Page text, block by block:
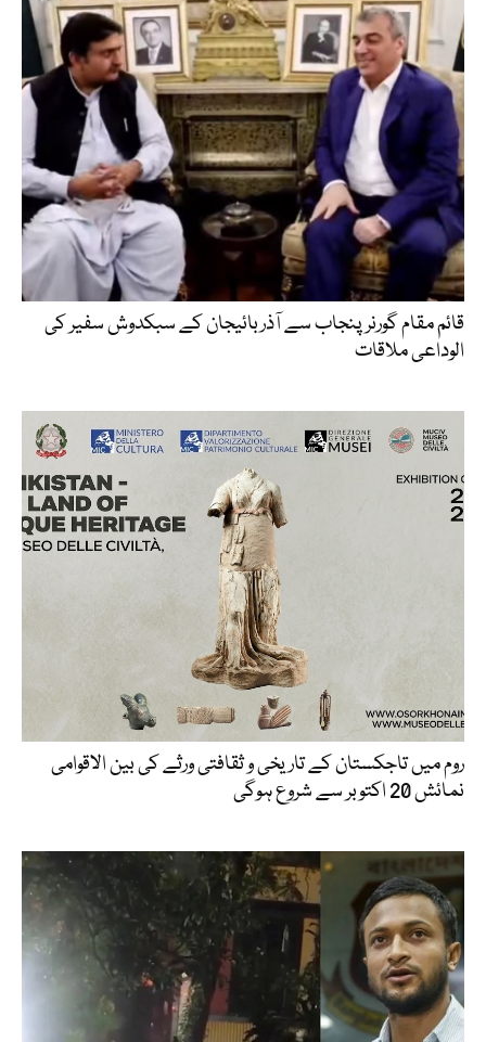
قائم مقام گورنر پنجاب سے آذربائیجان کے سبکدوش سفیر کی
الوداعی ملاقات
روم میں تاجکستان کے تاریخی و ثقافتی ورثے کی بین الاقوامی
نمائش 20 اکتوبر سے شروع ہوگی